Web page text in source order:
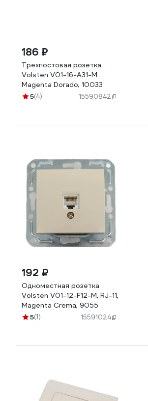
186 ₽
Трехпостовая розетка
Volsten V01-16-A31-M
Magenta Dorado, 10033
5(4) 15590842
192 ₽
Одноместная розетка
Volsten V01-12-F12-M, RJ-11,
Magenta Crema, 9055
5(1) 15591024